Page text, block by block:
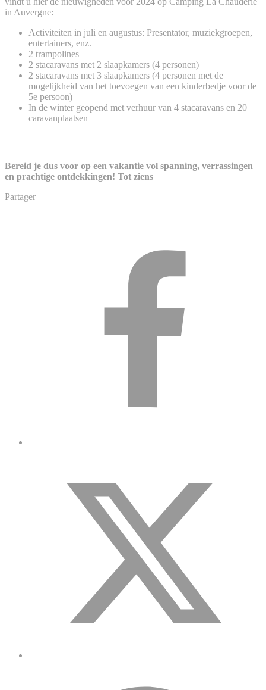
in Auvergne:
Activiteiten in juli en augustus: Presentator, muziekgroepen,
entertainers, enz.
2 trampolines
2 stacaravans met 2 slaapkamers (4 personen)
2 stacaravans met 3 slaapkamers (4 personen met de
mogelijkheid van het toevoegen van een kinderbedje voor de
5e persoon)
In de winter geopend met verhuur van 4 stacaravans en 20
caravanplaatsen
Bereid je dus voor op een vakantie vol spanning, verrassingen
en prachtige ontdekkingen! Tot ziens
Partager